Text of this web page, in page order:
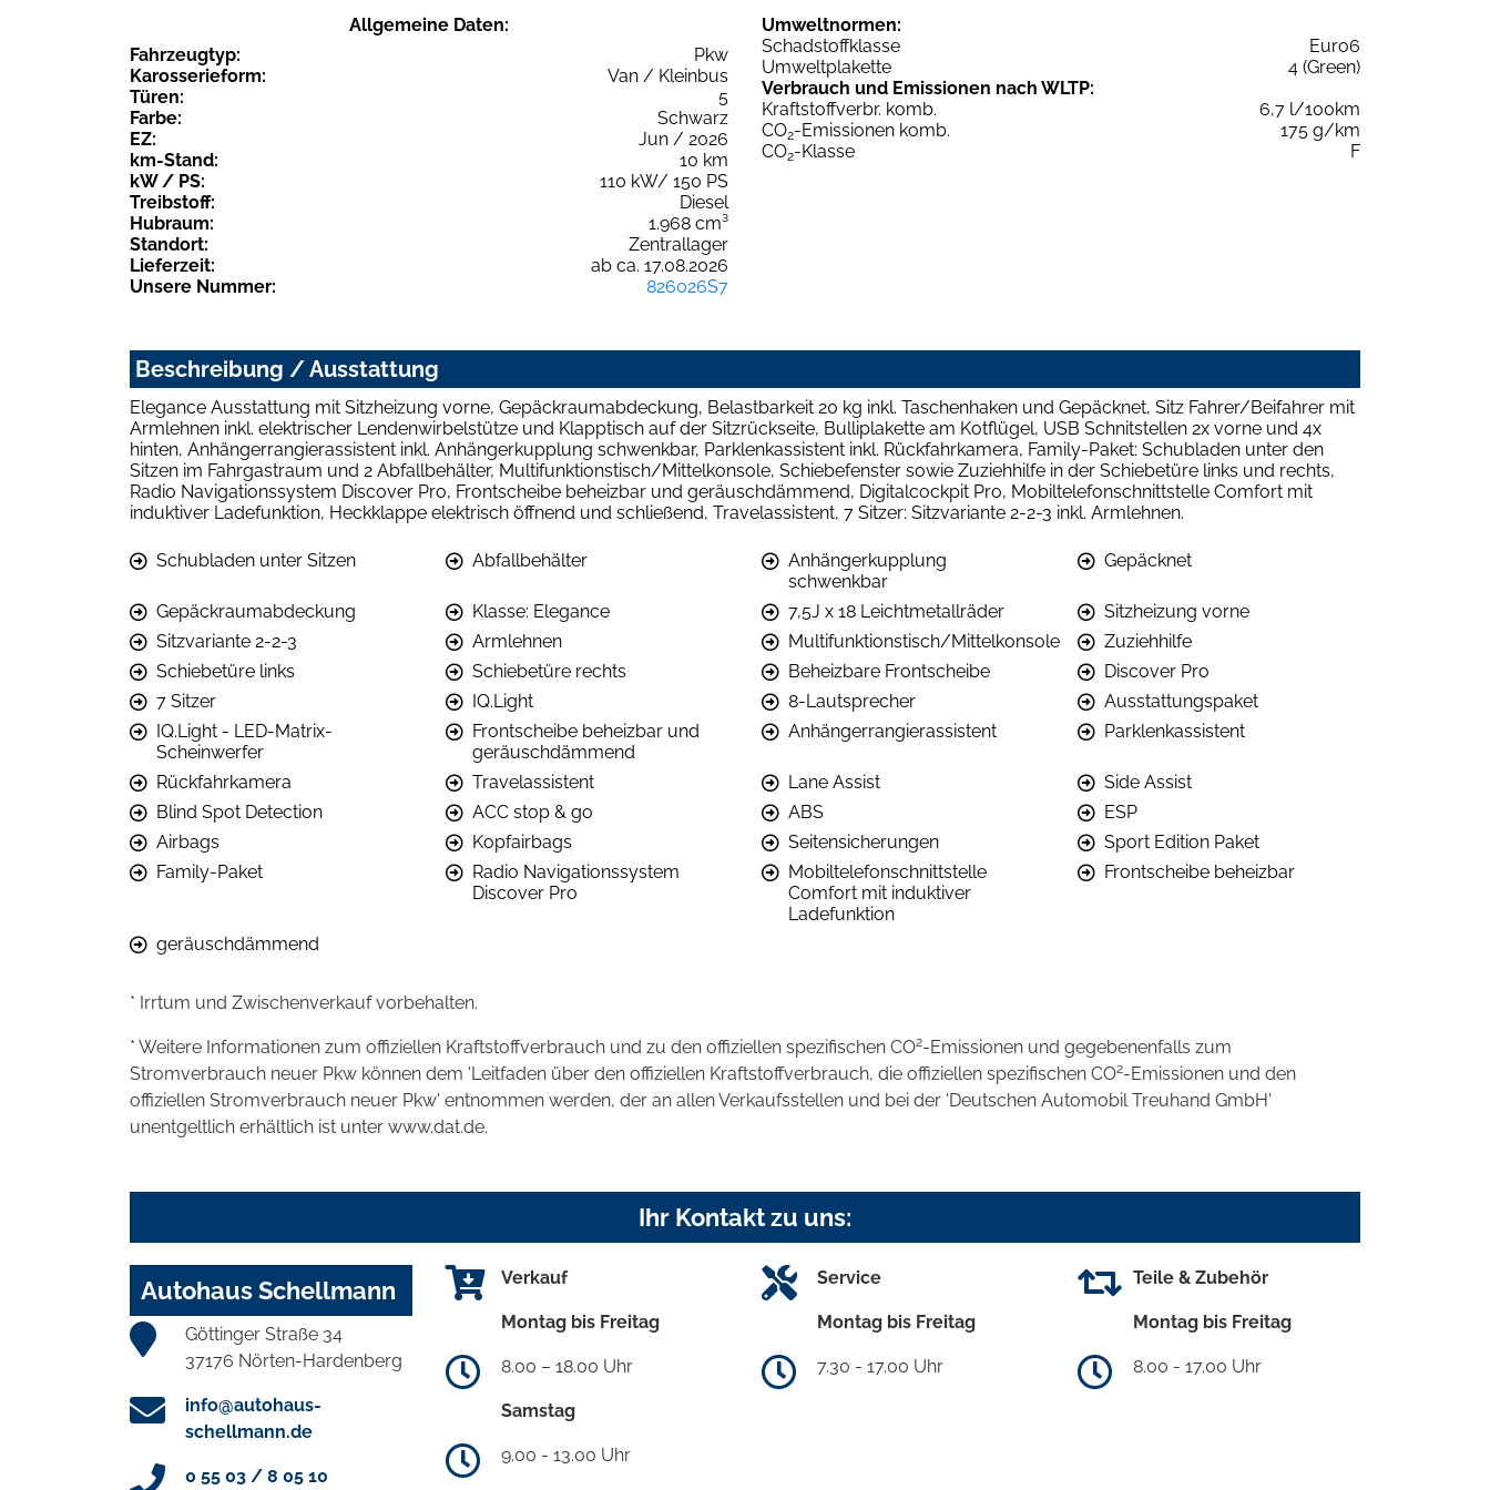
Allgemeine Daten:
Fahrzeugtyp:
Pkw
Karosserieform:
Van / Kleinbus
Türen:
5
Farbe:
Schwarz
EZ:
Jun / 2026
km-Stand:
10 km
kW / PS:
110 kW/ 150 PS
Treibstoff:
Diesel
Hubraum:
1.968 cm³
Standort:
Zentrallager
Lieferzeit:
ab ca. 17.08.2026
Unsere Nummer:
826026S7
Umweltnormen:
Schadstoffklasse
Euro6
Umweltplakette
4 (Green)
Verbrauch und Emissionen nach WLTP:
Kraftstoffverbr. komb.
6,7 l/100km
CO2-Emissionen komb.
175 g/km
CO2-Klasse F
Beschreibung / Ausstattung
Elegance Ausstattung mit Sitzheizung vorne, Gepäckraumabdeckung, Belastbarkeit 20 kg inkl. Taschenhaken und Gepäcknet, Sitz Fahrer/Beifahrer mit
Armlehnen inkl. elektrischer Lendenwirbelstütze und Klapptisch auf der Sitzrückseite, Bulliplakette am Kotflügel, USB Schnitstellen 2x vorne und 4x
hinten, Anhängerrangierassistent inkl. Anhängerkupplung schwenkbar, Parklenkassistent inkl. Rückfahrkamera, Family-Paket: Schubladen unter den
Sitzen im Fahrgastraum und 2 Abfallbehälter, Multifunktionstisch/Mittelkonsole, Schiebefenster sowie Zuziehhilfe in der Schiebetüre links und rechts,
Radio Navigationssystem Discover Pro, Frontscheibe beheizbar und geräuschdämmend, Digitalcockpit Pro, Mobiltelefonschnittstelle Comfort mit
induktiver Ladefunktion, Heckklappe elektrisch öffnend und schließend, Travelassistent, 7 Sitzer: Sitzvariante 2-2-3 inkl. Armlehnen.
Schubladen unter Sitzen Abfallbehälter
Anhängerkupplung
schwenkbar
Gepäcknet
Gepäckraumabdeckung Klasse: Elegance 7,5J x 18 Leichtmetallräder
Sitzheizung vorne
Sitzvariante 2-2-3
Armlehnen Multifunktionstisch/Mittelkonsole
Zuziehhilfe
Schiebetüre links
Schiebetüre rechts Beheizbare Frontscheibe
Discover Pro
7 Sitzer
IQ.Light 8-Lautsprecher
Ausstattungspaket
IQ.Light - LED-Matrix-
Scheinwerfer
Frontscheibe beheizbar und
geräuschdämmend
Anhängerrangierassistent Parklenkassistent
Rückfahrkamera Travelassistent Lane Assist
Side Assist
Blind Spot Detection
ACC stop & go ABS
ESP
Airbags
Kopfairbags Seitensicherungen
Sport Edition Paket
Family-Paket
Radio Navigationssystem
Discover Pro
Mobiltelefonschnittstelle
Comfort mit induktiver
Ladefunktion
Frontscheibe beheizbar
geräuschdämmend
* Irrtum und Zwischenverkauf vorbehalten.
* Weitere Informationen zum offiziellen Kraftstoffverbrauch und zu den offiziellen spezifischen CO2-Emissionen und gegebenenfalls zum
Stromverbrauch neuer Pkw können dem 'Leitfaden über den offiziellen Kraftstoffverbrauch, die offiziellen spezifischen CO2-Emissionen und den
offiziellen Stromverbrauch neuer Pkw' entnommen werden, der an allen Verkaufsstellen und bei der 'Deutschen Automobil Treuhand GmbH'
unentgeltlich erhältlich ist unter www.dat.de.
Ihr Kontakt zu uns:
Autohaus Schellmann
Göttinger Straße 34
37176 Nörten-Hardenberg
info@autohaus-
schellmann.de
0 55 03 / 8 05 10
Verkauf
Montag bis Freitag
8.00 – 18.00 Uhr
Samstag
9.00 - 13.00 Uhr
Service
Montag bis Freitag
7.30 - 17.00 Uhr
Teile & Zubehör
Montag bis Freitag
8.00 - 17.00 Uhr